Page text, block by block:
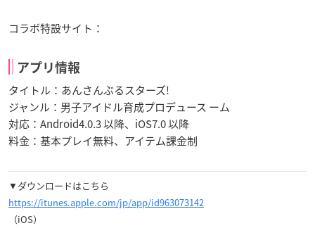
コラボ特設サイト：
アプリ情報
タイトル：あんさんぶるスターズ!
ジャンル：男子アイドル育成プロデュース ーム
対応：Android4.0.3 以降、iOS7.0 以降
料金：基本プレイ無料、アイテム課金制
▼ダウンロードはこちら
https://itunes.apple.com/jp/app/id963073142
（iOS）